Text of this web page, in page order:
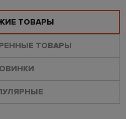
ТОВАРЫ
ТОВАРЫ